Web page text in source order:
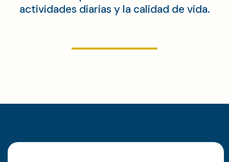
actividades diarias y la calidad de vida.